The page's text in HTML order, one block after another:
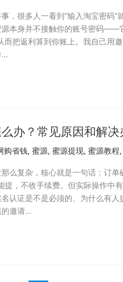
，很多人一看到”输入淘宝密码
本身并不接触你的账号密码——
而把返利算到你账上。我自己用
…
办？常见原因和解决
购省钱, 蜜源, 蜜源提现, 蜜源教程,
么复杂，核心就是一句话：订
提，不收手续费。但实际操作
认证是不是必须的、为什么有
的邀请…